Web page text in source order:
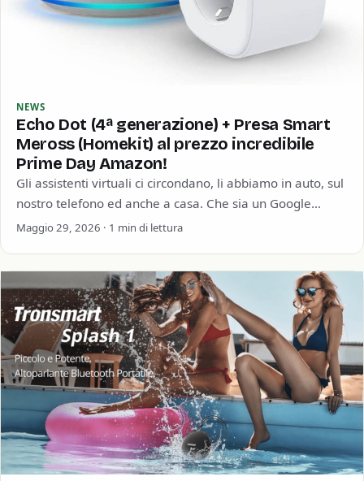
NEWS
Echo Dot (4ª generazione) + Presa Smart
Meross (Homekit) al prezzo incredibile
Prime Day Amazon!
Gli assistenti virtuali ci circondano, li abbiamo in auto, sul
nostro telefono ed anche a casa. Che sia un Google
Home, un…
Maggio 29, 2026 · 1 min di lettura